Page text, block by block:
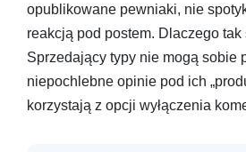
opublikowane pewniaki, nie
reakcją pod postem. Dlaczego
Sprzedający typy nie mogą sobie
niepochlebne opinie pod ich
korzystają z opcji wyłączenia